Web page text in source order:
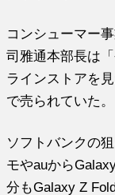
コンシューマー
司雅通本部長は
ラインストアを
で売られていた。
ソフトバンクの
モやauから
分もGalaxy Z